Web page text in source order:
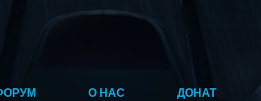
О НАС ДОНАТ